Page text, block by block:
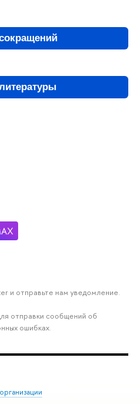
и отправьте нам уведомление.
отправки сообщений об
ошибках.